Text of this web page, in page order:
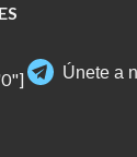
Únete a